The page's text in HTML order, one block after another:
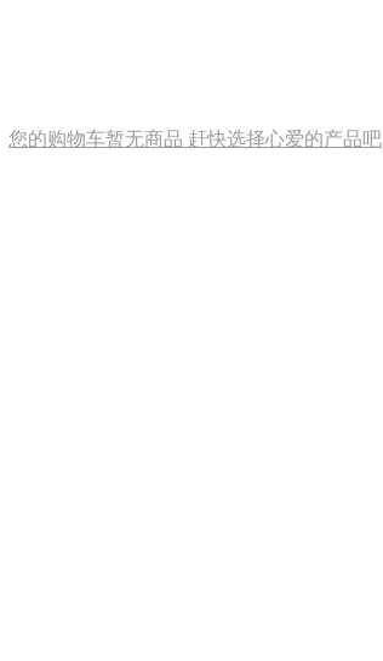
您的购物车暂无商品 赶快选择心爱的产品吧